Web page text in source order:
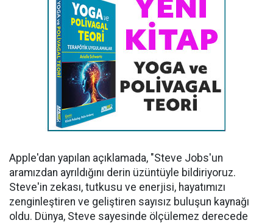
Apple'dan yapılan açıklamada, "Steve Jobs'un
aramızdan ayrıldığını derin üzüntüyle bildiriyoruz.
Steve'in zekası, tutkusu ve enerjisi, hayatımızı
zenginleştiren ve geliştiren sayısız buluşun kaynağı
oldu. Dünya, Steve sayesinde ölçülemez derecede